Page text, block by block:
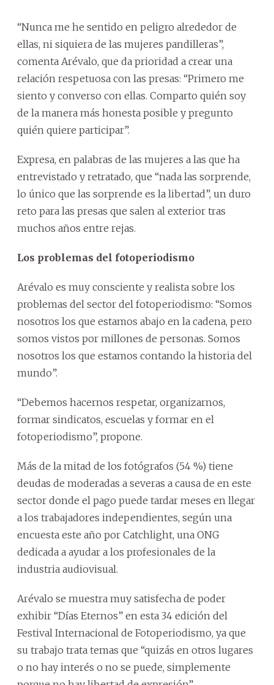
“Nunca me he sentido en peligro alrededor de
ellas, ni siquiera de las mujeres pandilleras”,
comenta Arévalo, que da prioridad a crear una
relación respetuosa con las presas: “Primero me
siento y converso con ellas. Comparto quién soy
de la manera más honesta posible y pregunto
quién quiere participar”.
Expresa, en palabras de las mujeres a las que ha
entrevistado y retratado, que “nada las sorprende,
lo único que las sorprende es la libertad”, un duro
reto para las presas que salen al exterior tras
muchos años entre rejas.
Los problemas del fotoperiodismo
Arévalo es muy consciente y realista sobre los
problemas del sector del fotoperiodismo: “Somos
nosotros los que estamos abajo en la cadena, pero
somos vistos por millones de personas. Somos
nosotros los que estamos contando la historia del
mundo”.
“Debemos hacernos respetar, organizarnos,
formar sindicatos, escuelas y formar en el
fotoperiodismo”, propone.
Más de la mitad de los fotógrafos (54 %) tiene
deudas de moderadas a severas a causa de en este
sector donde el pago puede tardar meses en llegar
a los trabajadores independientes, según una
encuesta este año por Catchlight, una ONG
dedicada a ayudar a los profesionales de la
industria audiovisual.
Arévalo se muestra muy satisfecha de poder
exhibir “Días Eternos” en esta 34 edición del
Festival Internacional de Fotoperiodismo, ya que
su trabajo trata temas que “quizás en otros lugares
o no hay interés o no se puede, simplemente